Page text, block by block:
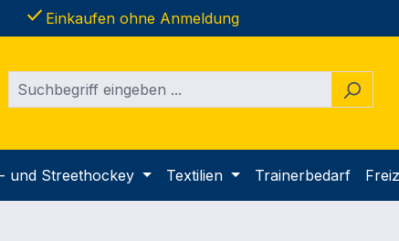
done Einkaufen ohne Anmeldung
und Streethockey Textilien Trainerbedarf